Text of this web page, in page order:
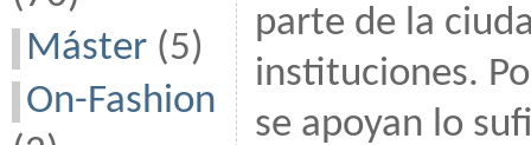
Máster (5)
On-Fashion
parte de la
instituciones.
se apoyan lo